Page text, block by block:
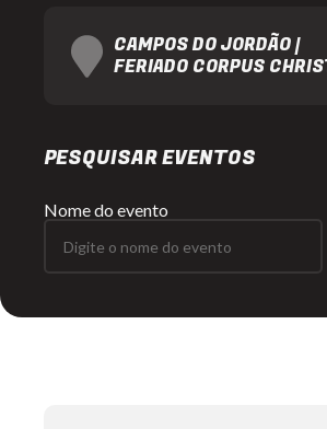
CAMPOS DO JORDÃO |
FERIADO CORPUS
of
5
PESQUISAR EVENTOS
Nome do evento